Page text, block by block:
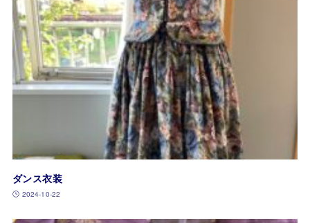
ダンス衣装
2024-10-22